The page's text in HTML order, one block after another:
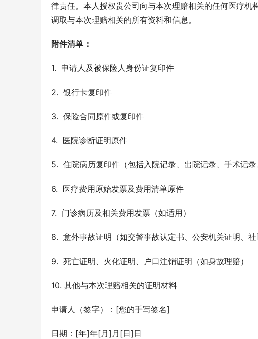
律责任。本人授权贵公司向与本次理赔相关的任何医疗机
调取与本次理赔相关的所有资料和信息。
附件清单：
1.  申请人及被保险人身份证复印件
2.  银行卡复印件
3.  保险合同原件或复印件
4.  医院诊断证明原件
5.  住院病历复印件（包括入院记录、出院记录、手术记
6.  医疗费用原始发票及费用清单原件
7.  门诊病历及相关费用发票（如适用）
8.  意外事故证明（如交警事故认定书、公安机关证明、社
9.  死亡证明、火化证明、户口注销证明（如身故理赔）
10. 其他与本次理赔相关的证明材料
申请人（签字）：[您的手写签名]
日期：[年]年[月]月[日]日